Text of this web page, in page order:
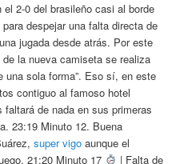
2-0 del brasileño casi al borde
despejar una falta directa de
jugada desde atrás. Por este
la nueva camiseta se realiza
una sola forma”. Eso sí, en este
contiguo al famoso hotel
de nada en sus primeras
23:19 Minuto 12. Buena
super vigo aunque el
21:20 Minuto 17
| Falta de